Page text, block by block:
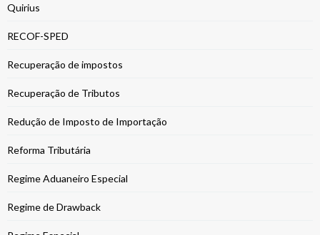
Quirius
RECOF-SPED
Recuperação de impostos
Recuperação de Tributos
Redução de Imposto de Importação
Reforma Tributária
Regime Aduaneiro Especial
Regime de Drawback